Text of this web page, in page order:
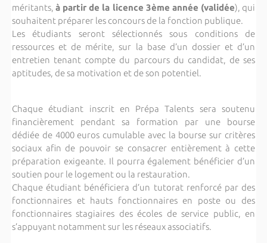
méritants,à partir de la licence 3ème année (validée), qui
souhaitent préparer les concours de la fonction publique.
Les étudiants seront sélectionnés sous conditions de
ressources et de mérite, sur la base d’un dossier et d’un
entretien tenant compte du parcours du candidat, de ses
aptitudes, de sa motivation et de son potentiel.
Chaque étudiant inscrit en Prépa Talents sera soutenu
financièrement pendant sa formation par une bourse
dédiée de 4000 euros cumulable avec la bourse sur critères
sociaux afin de pouvoir se consacrer entièrement à cette
préparation exigeante. Il pourra également bénéficier d’un
soutien pour le logement ou la restauration.
Chaque étudiant bénéficiera d’un tutorat renforcé par des
fonctionnaires et hauts fonctionnaires en poste ou des
fonctionnaires stagiaires des écoles de service public, en
s’appuyant notamment sur les réseaux associatifs.